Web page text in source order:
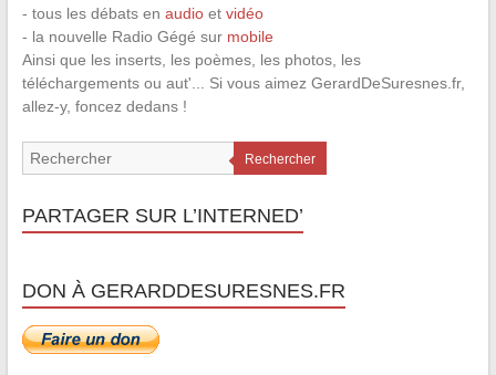
- tous les débats en audioet vidéo
- la nouvelle Radio Gégé sur mobile
Ainsi que les inserts, les poèmes, les photos, les
téléchargements ou aut'... Si vous aimez GerardDeSuresnes.fr,
allez-y, foncez dedans !
Rechercher
PARTAGER SUR L’INTERNED’
DON À GERARDDESURESNES.FR